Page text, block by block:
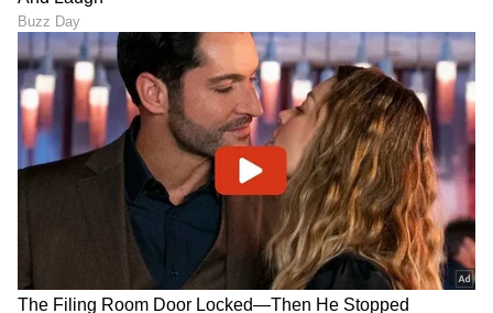
ಪ್ರಕಟಿಸಿದ ಚುನಾವಣಾ ಆಯೋಗ!
ರಣತಂತ್ರ!
ತಮಿಳುನಾಡು ವಿಧಾನಸಭೆಯಲ್ಲಿ
ವಿಜಯ್-ಸ್ಟಾಲಿನ್ ಮಧ್ಯೆ ಕಾವೇರಿ
ಕಿಚ್ಚು, ಕರ್ನಾಟಕದೊಂದಿಗೆ
ಮಾತನಾಡಿದ್ರೆ ತಪ್ಪೇನಿದೆ?
ಎರಡನೇ ಬಾರಿ ಸಿಎಂ ಡಿಕೆ
ಶಿವಕುಮಾರ್ ಭೇಟಿಯಾಗಿ
ಸಿಟ್ಟಿನಿಂದಲೇ ಹೊರಬಂದ
ಬಸವರಾಜ್ ಹೊರಟ್ಟಿ
LATEST VIDEOS